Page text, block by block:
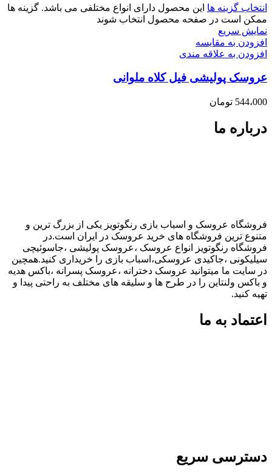
انتخاب گزینه ها این محصول دارای انواع مختلفی می باشد. گزینه ها
ممکن است در صفحه محصول انتخاب شوند
نمایش سریع
افزودن به مقایسه
افزودن به علاقه مندی
عروسک پولیشی فیل کلاه ملوانی
544،000 تومان
درباره ما
فروشگاه عروسک و اسباب بازی رنگوتویز یکی از بزرگ ترین و
متنوع ترین فروشگاه های خرید عروسک در ایران است.در
فروشگاه رنگوتویز انواع عروسک ،عروسک پولیشی ،جاسوئیچی
سیلیکونی ،جاکیدی عروسکی،اسباب بازی را خریداری کنید.همچین
در سایت ما میتوانید عروسک دخترانه ،عروسک پسرانه ،باکس هدیه
و باکس ولنتاین را در طرح ها و سلیقه های مختلف به راحتی پیدا و
تهیه کنید.
اعتماد به ما
دسترسی سریع